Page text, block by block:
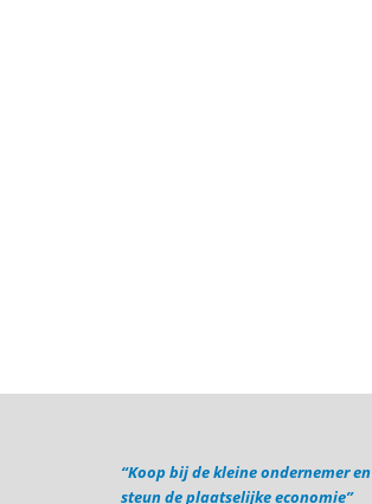
“Koop bij de kleine ondernemer en
steun de plaatselijke economie”